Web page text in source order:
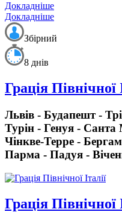
Докладніше
Докладніше
Збірний
8 днів
Грація Північної
Львів - Будапешт -
Турін - Генуя -
Чінкве-Терре -
Парма - Падуя -
Грація Північної